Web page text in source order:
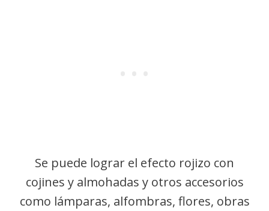
Se puede lograr el efecto rojizo con
cojines y almohadas y otros accesorios
como lámparas, alfombras, flores, obras